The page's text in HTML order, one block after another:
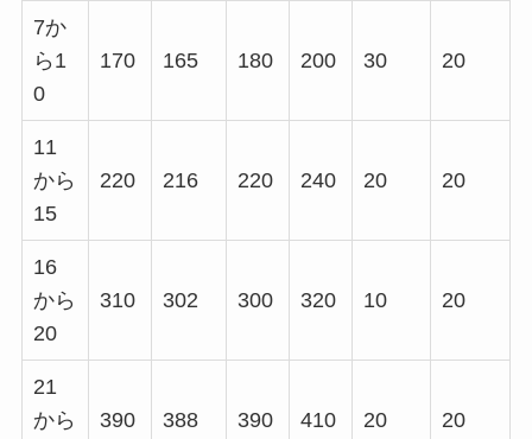
7か
ら1
0
170 165 180 200 30 20
11
から
15
220 216 220 240 20 20
16
から
20
310 302 300 320 10 20
21
から
390 388 390 410 20 20